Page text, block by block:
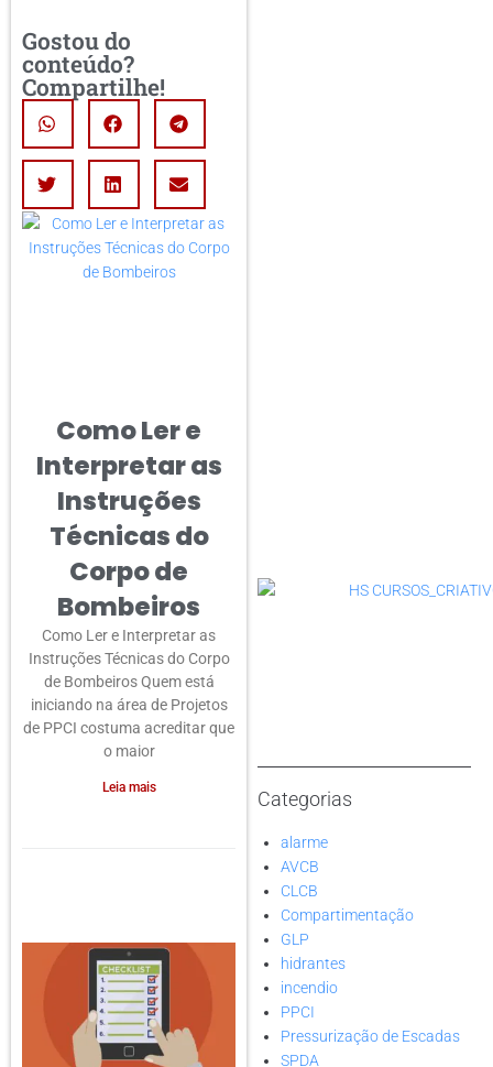
Gostou do
conteúdo?
Compartilhe!
Como Ler e
Interpretar as
Instruções
Técnicas do
Corpo de
Bombeiros
Como Ler e Interpretar as
Instruções Técnicas do Corpo
de Bombeiros Quem está
iniciando na área de Projetos
de PPCI costuma acreditar que
o maior
Leia mais Categorias
alarme
AVCB
CLCB
Compartimentação
GLP
hidrantes
incendio
PPCI
Pressurização de Escadas
SPDA